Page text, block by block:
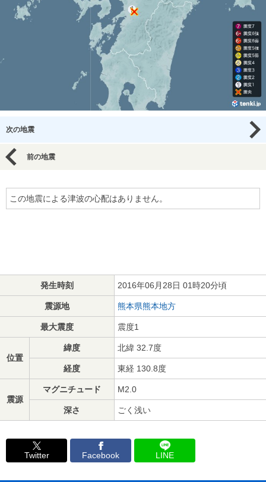
次の地震
前の地震
この地震による津波の心配はありません。
発生時刻 2016年06月28日 01時20分頃
震源地 熊本県熊本地方
最大震度 震度1
位置
緯度 北緯 32.7度
経度 東経 130.8度
震源
マグニチュード M2.0
深さ ごく浅い
Twitter Facebook LINE